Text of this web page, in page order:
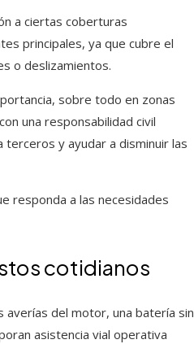
a ciertas coberturas
principales, ya que cubre el
o deslizamientos.
sobre todo en zonas
una responsabilidad civil
y ayudar a disminuir las
responda a las necesidades
cotidianos
del motor, una batería sin
asistencia vial operativa